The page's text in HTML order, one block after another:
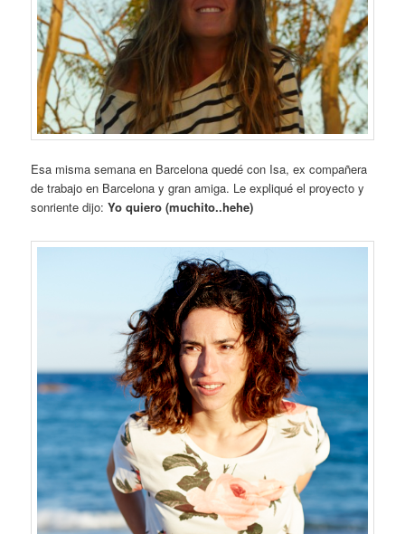
Esa misma semana en Barcelona quedé con Isa, ex compañera
de trabajo en Barcelona y gran amiga. Le expliqué el proyecto y
sonriente dijo:Yo quiero (muchito..hehe)